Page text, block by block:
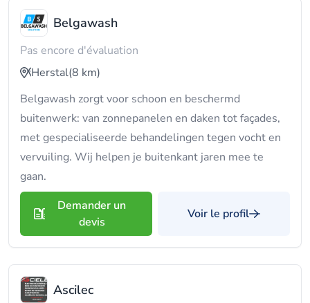
Belgawash
Pas encore d'évaluation
Herstal(8 km)
Belgawash zorgt voor schoon en beschermd
buitenwerk: van zonnepanelen en daken tot façades,
met gespecialiseerde behandelingen tegen vocht en
vervuiling. Wij helpen je buitenkant jaren mee te
gaan.
Demander un
devis
Voir le profil
Ascilec